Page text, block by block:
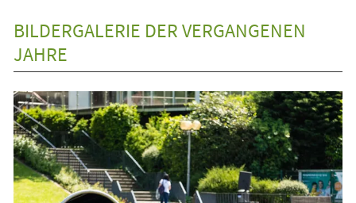
BILDERGALERIE DER VERGANGENEN
JAHRE